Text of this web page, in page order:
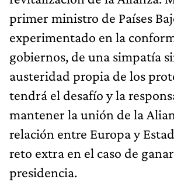
primer ministro de Países
experimentado en la
gobiernos, de una simpatía
austeridad propia de los
tendrá el desafío y la
mantener la unión de la
relación entre Europa y
reto extra en el caso de
presidencia.